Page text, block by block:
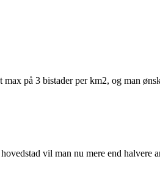
på 3 bistader per km2, og man
vil man nu mere end